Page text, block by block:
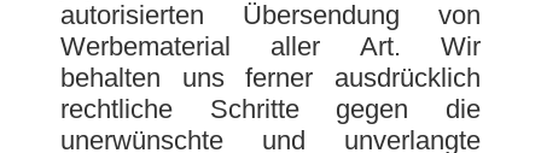
autorisierten Übersendung von
Werbematerial aller Art. Wir
behalten uns ferner ausdrücklich
rechtliche Schritte gegen die
unerwünschte und unverlangte